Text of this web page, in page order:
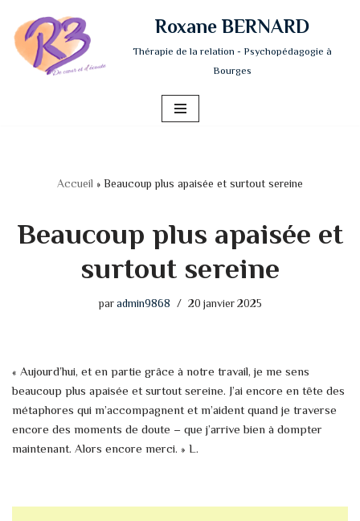
Aller
au
Roxane BERNARD
Thérapie de la relation - Psychopédagogie à
Bourges
Accueil » Beaucoup plus apaisée et surtout sereine
Beaucoup plus apaisée et
surtout sereine
par admin9868 20 janvier 2025
« Aujourd’hui, et en partie grâce à notre travail, je me sens
beaucoup plus apaisée et surtout sereine. J’ai encore en tête des
métaphores qui m’accompagnent et m’aident quand je traverse
encore des moments de doute – que j’arrive bien à dompter
maintenant. Alors encore merci. » L.